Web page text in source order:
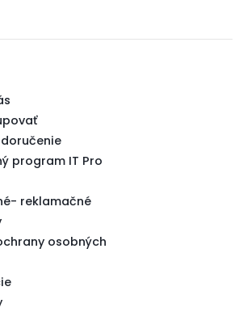
program IT Pro
reklamačné
osobných